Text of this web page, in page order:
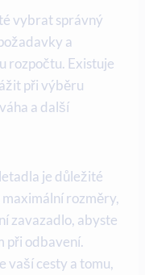
vybrat správný
a
rozpočtu. Existuje
při výběru
a další
je důležité
rozměry,
zavazadlo, abyste
při odbavení.
vaší cesty a tomu,